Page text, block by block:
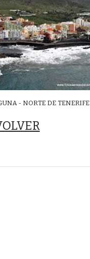
- NORTE DE TENERIFE